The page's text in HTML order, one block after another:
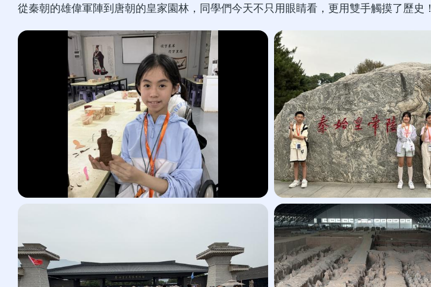
從秦朝的雄偉軍陣到唐朝的皇家園林，同學們今天不只用眼睛看，更用雙手觸摸了歷史！